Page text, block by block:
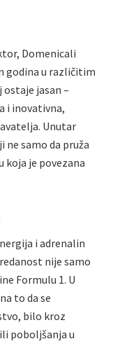
Domenicali
godina u različitim
jasan –
i inovativna,
Unutar
ne samo da pruža
koja je povezana
i adrenalin
nije samo
Formulu 1. U
to da se
bilo kroz
poboljšanja u